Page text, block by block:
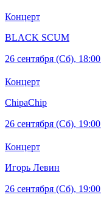
Концерт
BLACK SCUM
26 сентября (Сб), 18:00
Концерт
ChipaChip
26 сентября (Сб), 19:00
Концерт
Игорь Левин
26 сентября (Сб), 19:00